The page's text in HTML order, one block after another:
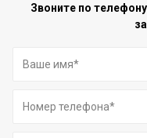
Звоните по телефону